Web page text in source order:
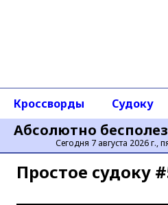
Абсолютно
Сегодня 7 августа 2026 г.,
Кроссворды Судоку
Простое cудоку